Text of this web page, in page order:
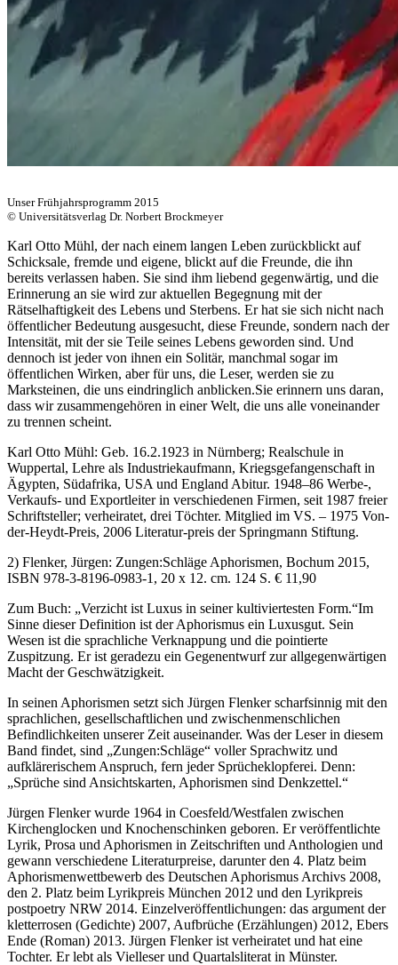
Unser Frühjahrsprogramm 2015
© Universitätsverlag Dr. Norbert Brockmeyer
Karl Otto Mühl, der nach einem langen Leben zurückblickt auf
Schicksale, fremde und eigene, blickt auf die Freunde, die ihn
bereits verlassen haben. Sie sind ihm liebend gegenwärtig, und die
Erinnerung an sie wird zur aktuellen Begegnung mit der
Rätselhaftigkeit des Lebens und Sterbens. Er hat sie sich nicht nach
öffentlicher Bedeutung ausgesucht, diese Freunde, sondern nach der
Intensität, mit der sie Teile seines Lebens geworden sind. Und
dennoch ist jeder von ihnen ein Solitär, manchmal sogar im
öffentlichen Wirken, aber für uns, die Leser, werden sie zu
Marksteinen, die uns eindringlich anblicken.Sie erinnern uns daran,
dass wir zusammengehören in einer Welt, die uns alle voneinander
zu trennen scheint.
Karl Otto Mühl: Geb. 16.2.1923 in Nürnberg; Realschule in
Wuppertal, Lehre als Industriekaufmann, Kriegsgefangenschaft in
Ägypten, Südafrika, USA und England Abitur. 1948–86 Werbe-,
Verkaufs- und Exportleiter in verschiedenen Firmen, seit 1987 freier
Schriftsteller; verheiratet, drei Töchter. Mitglied im VS. – 1975 Von-
der-Heydt-Preis, 2006 Literatur-preis der Springmann Stiftung.
2) Flenker, Jürgen: Zungen:Schläge Aphorismen, Bochum 2015,
ISBN 978-3-8196-0983-1, 20 x 12. cm. 124 S. € 11,90
Zum Buch: „Verzicht ist Luxus in seiner kultiviertesten Form.“Im
Sinne dieser Definition ist der Aphorismus ein Luxusgut. Sein
Wesen ist die sprachliche Verknappung und die pointierte
Zuspitzung. Er ist geradezu ein Gegenentwurf zur allgegenwärtigen
Macht der Geschwätzigkeit.
In seinen Aphorismen setzt sich Jürgen Flenker scharfsinnig mit den
sprachlichen, gesellschaftlichen und zwischenmenschlichen
Befindlichkeiten unserer Zeit auseinander. Was der Leser in diesem
Band findet, sind „Zungen:Schläge“ voller Sprachwitz und
aufklärerischem Anspruch, fern jeder Sprücheklopferei. Denn:
„Sprüche sind Ansichtskarten, Aphorismen sind Denkzettel.“
Jürgen Flenker wurde 1964 in Coesfeld/Westfalen zwischen
Kirchenglocken und Knochenschinken geboren. Er veröffentlichte
Lyrik, Prosa und Aphorismen in Zeitschriften und Anthologien und
gewann verschiedene Literaturpreise, darunter den 4. Platz beim
Aphorismenwettbewerb des Deutschen Aphorismus Archivs 2008,
den 2. Platz beim Lyrikpreis München 2012 und den Lyrikpreis
postpoetry NRW 2014. Einzelveröffentlichungen: das argument der
kletterrosen (Gedichte) 2007, Aufbrüche (Erzählungen) 2012, Ebers
Ende (Roman) 2013. Jürgen Flenker ist verheiratet und hat eine
Tochter. Er lebt als Vielleser und Quartalsliterat in Münster.